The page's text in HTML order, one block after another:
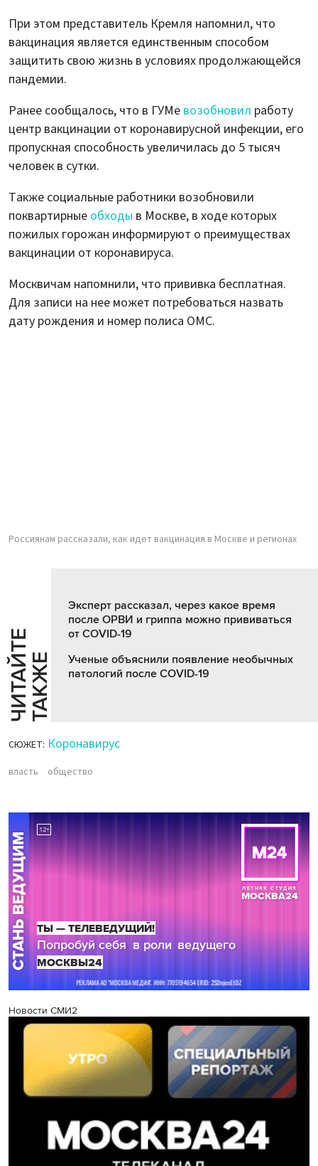
При этом представитель Кремля напомнил, что
вакцинация является единственным способом
защитить свою жизнь в условиях продолжающейся
пандемии.
Ранее сообщалось, что в ГУМе возобновил работу
центр вакцинации от коронавирусной инфекции, его
пропускная способность увеличилась до 5 тысяч
человек в сутки.
Также социальные работники возобновили
поквартирные обходы в Москве, в ходе которых
пожилых горожан информируют о преимуществах
вакцинации от коронавируса.
Москвичам напомнили, что прививка бесплатная.
Для записи на нее может потребоваться назвать
дату рождения и номер полиса ОМС.
Россиянам рассказали, как идет вакцинация в Москве и регионах
Ч
И
Т
АЙ
Т
Е
Т
А
К
ЖЕ
Эксперт рассказал, через какое время
после ОРВИ и гриппа можно прививаться
от COVID-19
Ученые объяснили появление необычных
патологий после COVID-19
СЮЖЕТ: Коронавирус
власть общество
Новости СМИ2